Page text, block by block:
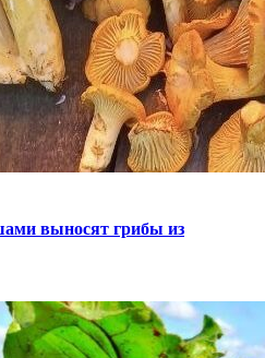
выносят грибы из